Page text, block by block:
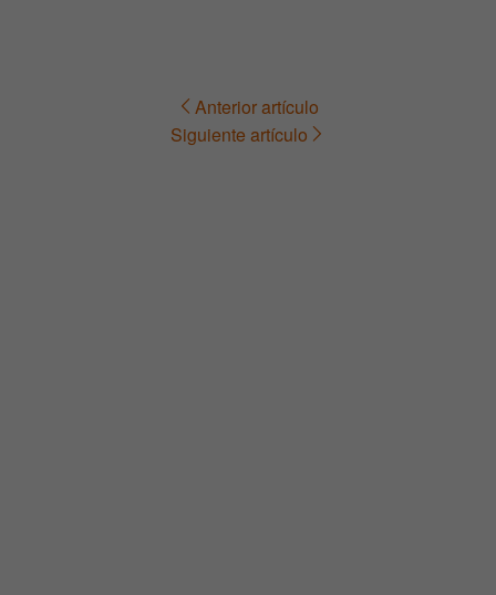
Navegación Anterior artículo
Siguiente artículo